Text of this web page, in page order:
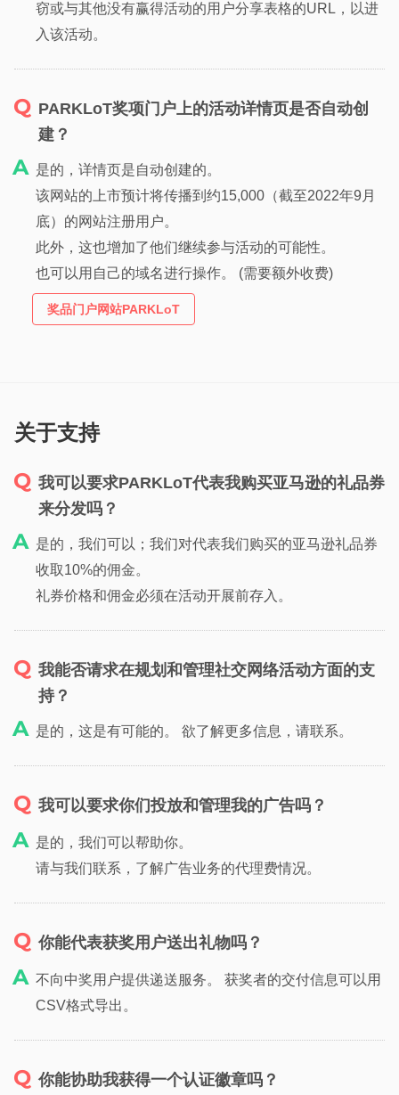
窃或与其他没有赢得活动的用户分享表格的URL，以进
入该活动。
PARKLoT奖项门户上的活动详情页是否自动创
建？
是的，详情页是自动创建的。
该网站的上市预计将传播到约15,000（截至2022年9月
底）的网站注册用户。
此外，这也增加了他们继续参与活动的可能性。
也可以用自己的域名进行操作。 (需要额外收费)
奖品门户网站PARKLoT
关于支持
我可以要求PARKLoT代表我购买亚马逊的礼品券
来分发吗？
是的，我们可以；我们对代表我们购买的亚马逊礼品券
收取10%的佣金。
礼券价格和佣金必须在活动开展前存入。
我能否请求在规划和管理社交网络活动方面的支
持？
是的，这是有可能的。 欲了解更多信息，请联系。
我可以要求你们投放和管理我的广告吗？
是的，我们可以帮助你。
请与我们联系，了解广告业务的代理费情况。
你能代表获奖用户送出礼物吗？
不向中奖用户提供递送服务。 获奖者的交付信息可以用
CSV格式导出。
你能协助我获得一个认证徽章吗？